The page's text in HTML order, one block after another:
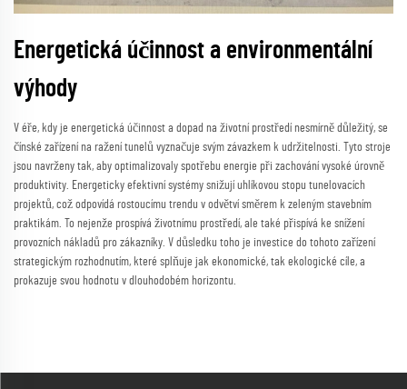
Energetická účinnost a environmentální
výhody
V éře, kdy je energetická účinnost a dopad na životní prostředí nesmírně důležitý, se
čínské zařízení na ražení tunelů vyznačuje svým závazkem k udržitelnosti. Tyto stroje
jsou navrženy tak, aby optimalizovaly spotřebu energie při zachování vysoké úrovně
produktivity. Energeticky efektivní systémy snižují uhlíkovou stopu tunelovacích
projektů, což odpovídá rostoucímu trendu v odvětví směrem k zeleným stavebním
praktikám. To nejenže prospívá životnímu prostředí, ale také přispívá ke snížení
provozních nákladů pro zákazníky. V důsledku toho je investice do tohoto zařízení
strategickým rozhodnutím, které splňuje jak ekonomické, tak ekologické cíle, a
prokazuje svou hodnotu v dlouhodobém horizontu.